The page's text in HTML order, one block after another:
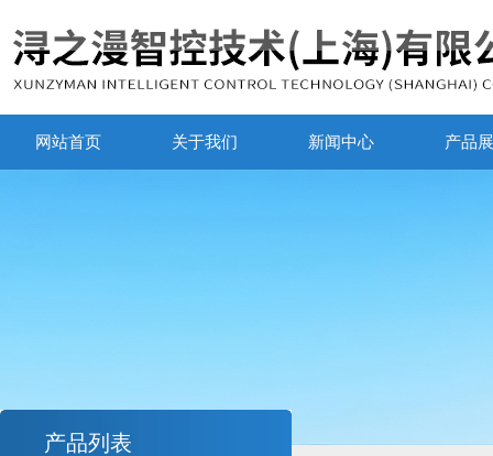
网站首页 关于我们 新闻中心 产品
产品列表